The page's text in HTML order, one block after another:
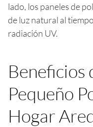
lado, los paneles de
de luz natural al
radiación UV.
Beneficios
Pequeño
Hogar